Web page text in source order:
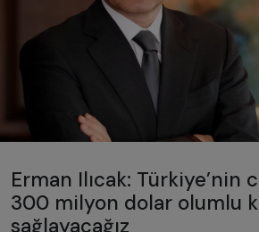
Erman Ilıcak: Türkiye’nin
300 milyon dolar olumlu
sağlayacağız